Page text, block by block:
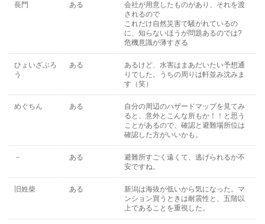
長門 ある
会社が用意したものがあり、それを渡
されるので
これだけ自然災害で騒がれているの
に、知らないほうが問題あるのでは?
危機意識が薄すぎる
ひょいざぶろ
う
ある
あるけど、水害はまあだいたい予想通
りでした。うちの周りは軒並み沈みま
す（笑）
めぐちん ある
自分の周辺のハザードマップを見てみ
ると、意外とこんな所もか！！と思う
ことがあるので、確認と避難場所位は
確認した方がいいかも。
－ ある
避難所すごく遠くて、逃げられるか不
安ですね。
旧姓柴 ある
新潟は海抜が低いから気になった。マ
ンション買うときは耐震性と、五階以
上であることを重視した。